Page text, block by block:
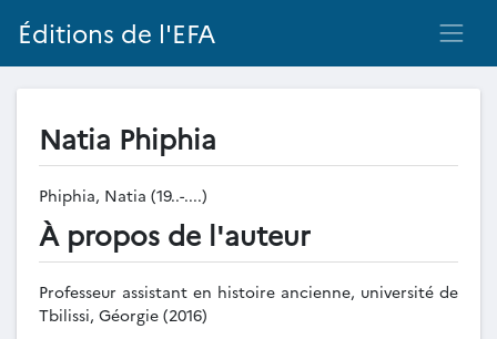
Éditions de l'EFA
Natia Phiphia
Phiphia, Natia (19..-....)
À propos de l'auteur
Professeur assistant en histoire ancienne, université de
Tbilissi, Géorgie (2016)